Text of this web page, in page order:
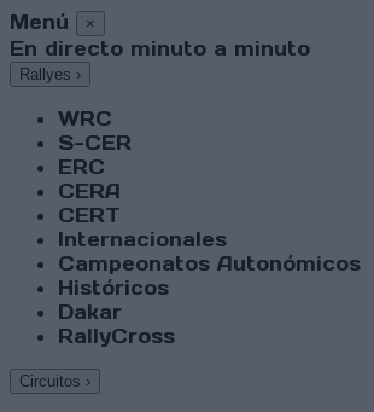
Menú ×
En directo minuto a minuto
Rallyes ›
WRC
S-CER
ERC
CERA
CERT
Internacionales
Campeonatos Autonómicos
Históricos
Dakar
RallyCross
Circuitos ›